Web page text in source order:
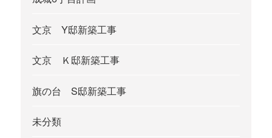
文京 Y邸新築工事
文京 Ｋ邸新築工事
旗の台 S邸新築工事
未分類